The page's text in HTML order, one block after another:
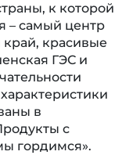
к которой
– самый центр
красивые
ГЭС и
в
с
гордимся».